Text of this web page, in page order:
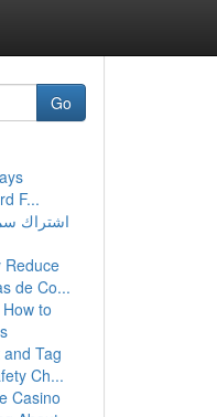
Go
F...
اشتراك
Reduce
de Co...
to
Tag
Ch...
Casino